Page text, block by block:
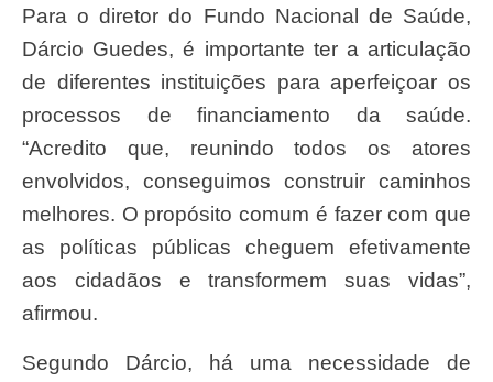
Para o diretor do Fundo Nacional de Saúde,
Dárcio Guedes, é importante ter a articulação
de diferentes instituições para aperfeiçoar os
processos de financiamento da saúde.
“Acredito que, reunindo todos os atores
envolvidos, conseguimos construir caminhos
melhores. O propósito comum é fazer com que
as políticas públicas cheguem efetivamente
aos cidadãos e transformem suas vidas”,
afirmou.
Segundo Dárcio, há uma necessidade de